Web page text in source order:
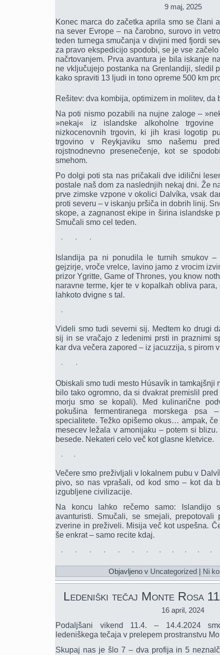
9 maj, 2025
Konec marca do začetka aprila smo se člani
na sever Evrope – na čarobno, surovo in
teden turnega smučanja v divjini med fjordi
za pravo ekspedicijo spodobi, se je vse
načrtovanjem. Prva avantura je bila iskanje
ne vključujejo postanka na Grenlandiji, sledil
kako spraviti 13 ljudi in tono opreme 500 km
Rešitev: dva kombija, optimizem in molitev, da
Na poti nismo pozabili na nujne zaloge –
»nekaj« iz islandske alkoholne
nizkocenovnih trgovin, ki jih krasi logotip
trgovino v Reykjaviku smo našemu
rojstnodnevno presenečenje, kot se
smehom.
Po dolgi poti sta nas pričakali dve idilični
postale naš dom za naslednjih nekaj dni. Že
prve zimske vzpone v okolici Dalvíka, vsak
proti severu – v iskanju pršiča in dobrih linij.
skope, a zagnanost ekipe in širina islandske
Smučali smo cel teden.
Islandija pa ni ponudila le turnih smukov –
gejzirje, vroče vrelce, lavino jamo z vrocim
prizor Ygritte, Game of Thrones, you know
naravne terme, kjer te v kopalkah obliva
lahkoto dvigne s tal.
Videli smo tudi severni sij. Medtem ko drugi
sij in se vračajo z ledenimi prsti in praznimi
kar dva večera zapored – iz jacuzzija, s pirom
Obiskali smo tudi mesto Húsavík in tamkajšnji
bilo tako ogromno, da si dvakrat premislil
morju smo se kopali). Med kulinarične
pokušina fermentiranega morskega psa
specialitete. Težko opišemo okus… ampak,
mesecev ležala v amonijaku – potem si
besede. Nekateri celo več kot glasne kletvice.
Večere smo preživljali v lokalnem pubu v
pivo, so nas vprašali, od kod smo – kot da
izgubljene civilizacije.
Na koncu lahko rečemo samo: Islandijo
avanturisti. Smučali, se smejali, prepotovali
zverine in preživeli. Misija več kot uspešna.
še enkrat – samo recite kdaj.
Objavljeno v Uncategorized | Ni
Ledeniški tečaj Monte Rosa
16 april, 2024
Podaljšani vikend 11.4. – 14.4.2024
ledeniškega tečaja v prelepem prostranstvu
Skupaj nas je šlo 7 – dva profija in 5